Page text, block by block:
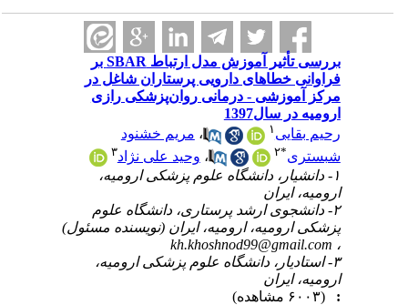
بررسی تأثیر آموزش مدل ارتباط SBAR بر
فراوانی خطاهای دارویی پرستاران شاغل در
مرکز آموزشی - درمانی روان‌پزشکی رازی
ارومیه در سال1397
رحیم بقایی
،مریم خشنود
شبستری
۲ ،وحید علی نژاد ۳
۱- دانشیار، دانشگاه علوم پزشکی ارومیه،
ارومیه، ایران
۲- دانشجوی ارشد پرستاری، دانشگاه علوم
پزشکی ارومیه، ارومیه، ایران (نویسنده مسئول)
‫kh.khoshnod99@gmail.com‬
۳- استادیار، دانشگاه علوم پزشکی ارومیه،
ارومیه، ایران